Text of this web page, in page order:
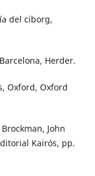
del ciborg,
Herder.
Oxford, Oxford
John
Kairós, pp.